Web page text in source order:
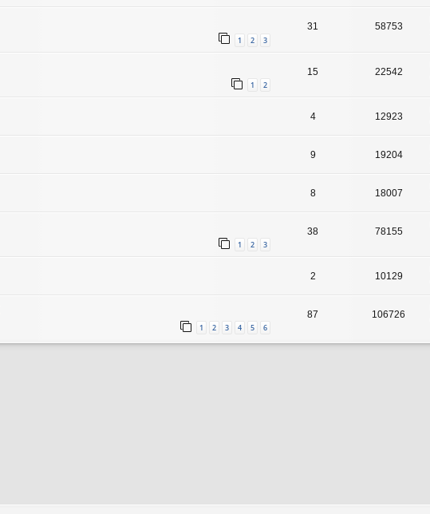
1 2 3
31 58753
1 2
15 22542
4 12923
9 19204
8 18007
1 2 3
38 78155
2 10129
1 2 3 4 5 6
87 106726